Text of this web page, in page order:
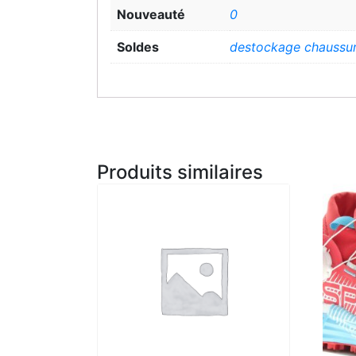
Nouveauté 0
Soldes destockage
Produits similaires